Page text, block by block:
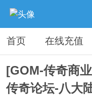
› 传奇论坛最新商业版
首页 在线充值
[GOM-传奇商
传奇论坛-八大